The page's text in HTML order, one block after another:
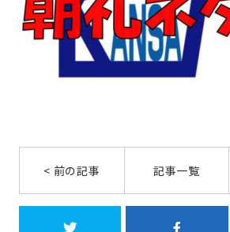
< 前の記事 記事一覧